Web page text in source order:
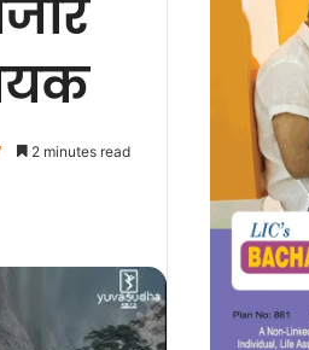
2 minutes read